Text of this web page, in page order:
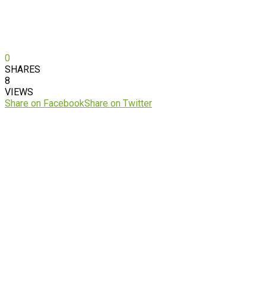
0
SHARES
8
VIEWS
Share on FacebookShare on Twitter